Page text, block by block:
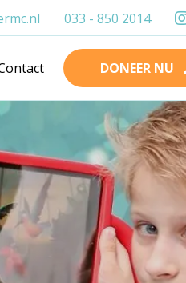
033 - 850 2014
DONEER NU